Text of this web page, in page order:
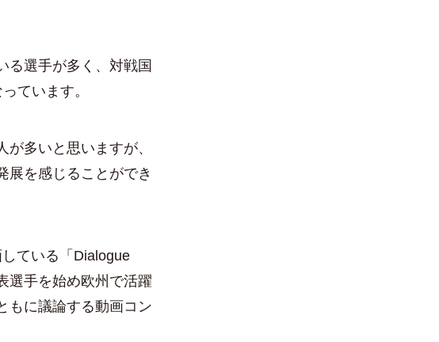
選手が多く、対戦国
ています。
多いと思いますが、
展を感じることができ
ている「Dialogue
選手を始め欧州で活躍
もに議論する動画コン